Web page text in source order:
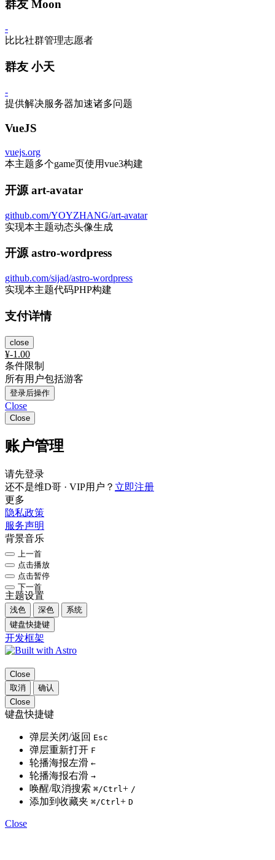
群友 Moon
-
比比社群管理志愿者
群友 小天
-
提供解决服务器加速诸多问题
VueJS
vuejs.org
本主题多个game页使用vue3构建
开源 art-avatar
github.com/YOYZHANG/art-avatar
实现本主题动态头像生成
开源 astro-wordpress
github.com/sijad/astro-wordpress
实现本主题代码PHP构建
支付详情
close
¥-1.00
条件限制
所有用户包括游客
登录后操作
Close
Close
账户管理
请先登录
还不是维D哥 · VIP用户？ 立即注册
更多
隐私政策
服务声明
背景音乐
上一首
点击播放
点击暂停
下一首
主题设置
浅色 深色
系统
键盘快捷键
开发框架
Close
取消
确认
Close
键盘快捷键
弹层关闭/返回 Esc
弹层重新打开 F
轮播海报左滑 ←
轮播海报右滑 →
唤醒/取消搜索 ⌘/Ctrl+ /
添加到收藏夹 ⌘/Ctrl+ D
Close